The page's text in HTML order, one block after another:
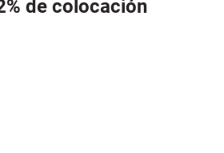
de colocación